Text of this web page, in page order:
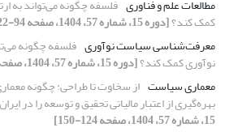
مطالعات علم و فناوری فلسفه چگونه می‌تواند به
کمک کند؟[دوره 15، شماره 57، 1404، صفحه 94-122]
معرفت‌شناسی سیاست نوآوری فلسفه چگونه
نوآوری کمک کند؟[دوره 15، شماره 57، 1404، صفحه 94-122]
معماری سیاست از سخاوت تا طراحی: چگونه
بهره‌گیری از اعتبار مالیاتی تحقیق و توسعه را در
15، شماره 57، 1404، صفحه 124-150]